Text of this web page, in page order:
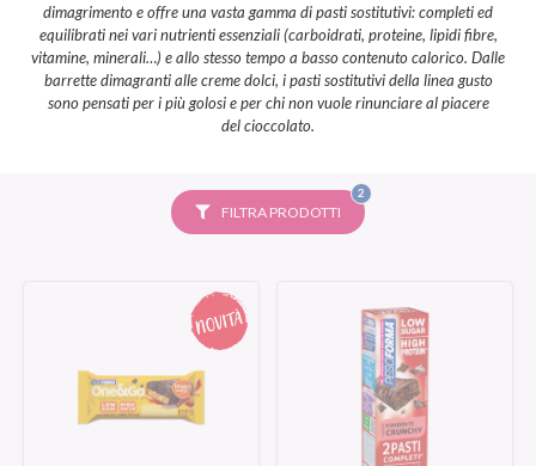
dimagrimento e offre una vasta gamma di pasti sostitutivi: completi ed
equilibrati nei vari nutrienti essenziali (carboidrati, proteine, lipidi fibre,
vitamine, minerali…) e allo stesso tempo a basso contenuto calorico. Dalle
barrette dimagranti alle creme dolci, i pasti sostitutivi della linea gusto
sono pensati per i più golosi e per chi non vuole rinunciare al piacere
del cioccolato.
FILTRA PRODOTTI
2FILTRI
SELEZIONATI